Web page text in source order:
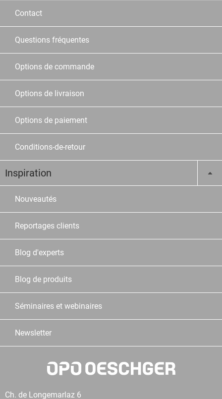
Contact
Questions fréquentes
Options de commande
Options de livraison
Options de paiement
Conditions-de-retour
Inspiration
Nouveautés
Reportages clients
Blog d'experts
Blog de produits
Séminaires et webinaires
Newsletter
Ch. de Longemarlaz 6